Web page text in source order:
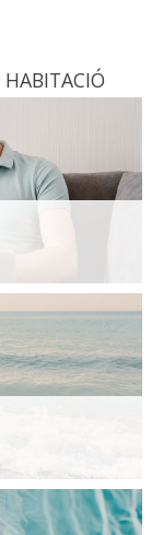
HABITACIÓ